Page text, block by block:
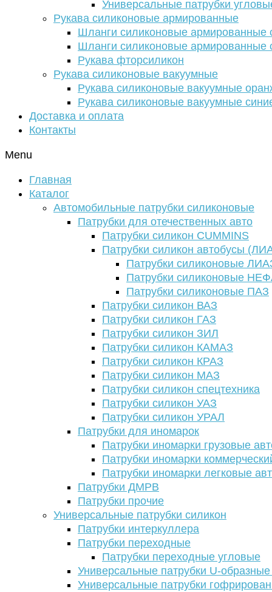
Универсальные патрубки
Рукава силиконовые армированные
Шланги силиконовые армированные
Шланги силиконовые армированные
Рукава фторсиликон
Рукава силиконовые вакуумные
Рукава силиконовые вакуумные
Рукава силиконовые вакуумные
Доставка и оплата
Контакты
Menu
Главная
Каталог
Автомобильные патрубки силиконовые
Патрубки для отечественных авто
Патрубки силикон CUMMINS
Патрубки силикон автобусы
Патрубки силиконовые
Патрубки силиконовые
Патрубки силиконовые ПАЗ
Патрубки силикон ВАЗ
Патрубки силикон ГАЗ
Патрубки силикон ЗИЛ
Патрубки силикон КАМАЗ
Патрубки силикон КРАЗ
Патрубки силикон МАЗ
Патрубки силикон спецтехника
Патрубки силикон УАЗ
Патрубки силикон УРАЛ
Патрубки для иномарок
Патрубки иномарки грузовые
Патрубки иномарки
Патрубки иномарки легковые
Патрубки ДМРВ
Патрубки прочие
Универсальные патрубки силикон
Патрубки интеркуллера
Патрубки переходные
Патрубки переходные угловые
Универсальные патрубки U-
Универсальные патрубки